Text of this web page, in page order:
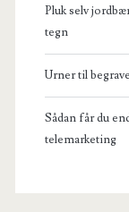
Pluk selv
tegn
Urner til
Sådan får du
telemarketing